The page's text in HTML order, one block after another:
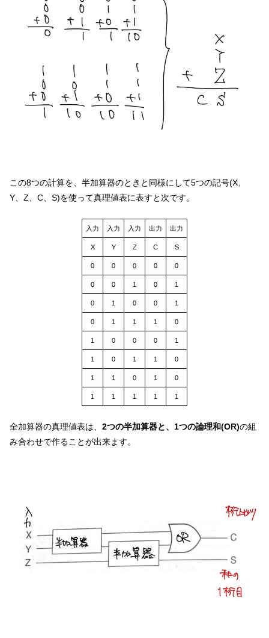
この8つの計算を、半加算器のときと同様にして5つの記号(X、
Y、Z、C、S)を使って真理値表に表すと次です。
入力 入力 入力 出力 出力
X Y Z C S
0 0 0 0 0
0 0 1 0 1
0 1 0 0 1
0 1 1 1 0
1 0 0 0 1
1 0 1 1 0
1 1 0 1 0
1 1 1 1 1
全加算器の真理値表は、 2つの半加算器と、1つの論理和(OR)の組
み合わせで作ることが出来ます。